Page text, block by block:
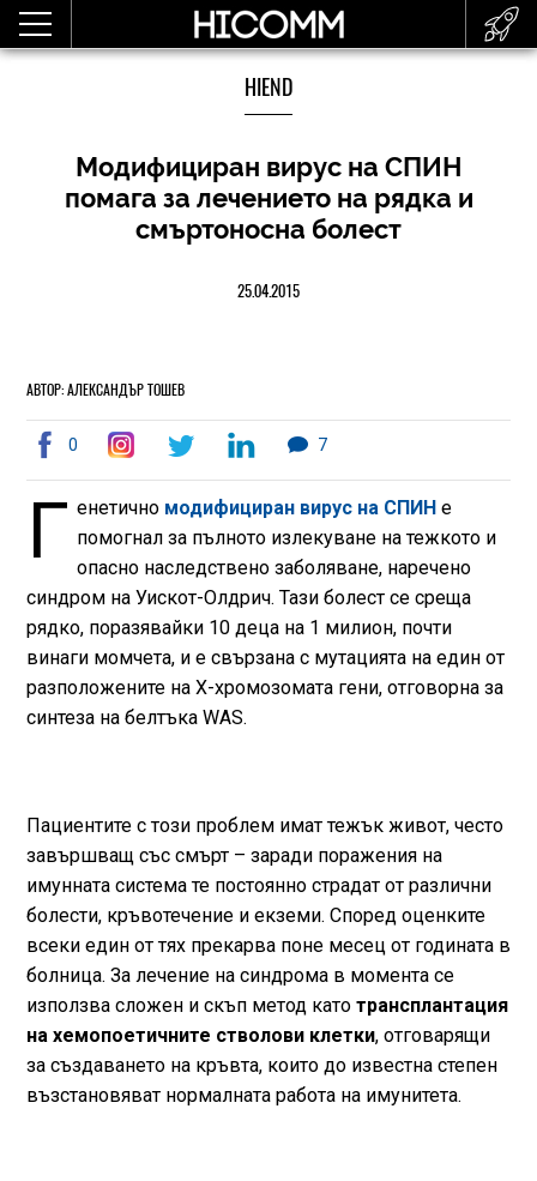
HIEND
Модифициран вирус на СПИН
помага за лечението на рядка и
смъртоносна болест
25.04.2015
АВТОР: АЛЕКСАНДЪР ТОШЕВ
0 7
Г енетично модифициран вирус на СПИН е
помогнал за пълното излекуване на тежкото и
опасно наследствено заболяване, наречено
синдром на Уискот-Олдрич. Тази болест се среща
рядко, поразявайки 10 деца на 1 милион, почти
винаги момчета, и е свързана с мутацията на един от
разположените на X-хромозомата гени, отговорна за
синтеза на белтъка WAS.
Пациентите с този проблем имат тежък живот, често
завършващ със смърт – заради поражения на
имунната система те постоянно страдат от различни
болести, кръвотечение и екземи. Според оценките
всеки един от тях прекарва поне месец от годината в
болница. За лечение на синдрома в момента се
използва сложен и скъп метод като трансплантация
на хемопоетичните стволови клетки, отговарящи
за създаването на кръвта, които до известна степен
възстановяват нормалната работа на имунитета.